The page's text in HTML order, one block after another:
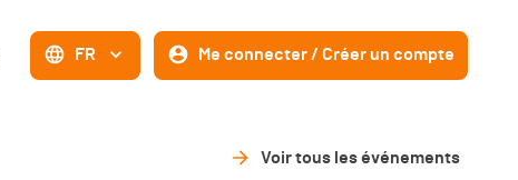
FR Me connecter / Créer un compte
Voir tous les événements